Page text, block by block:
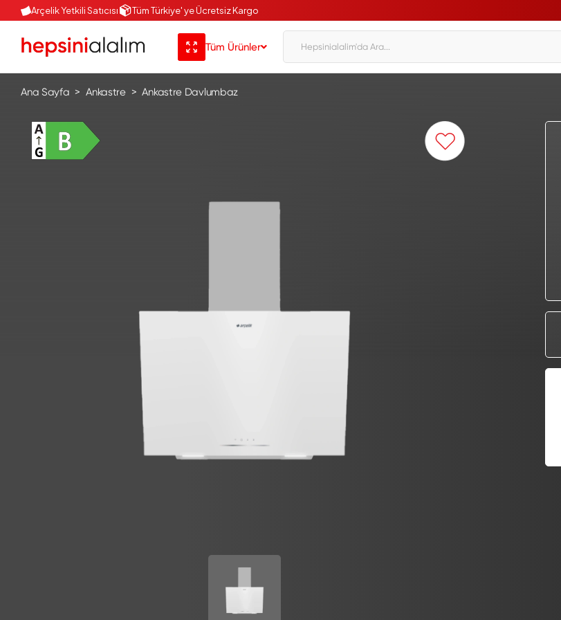
Arçelik Yetkili Satıcısı Tüm Türkiye' ye Ücretsiz Kargo
Tüm Ürünler
Ana Sayfa Ankastre Ankastre Davlumbaz